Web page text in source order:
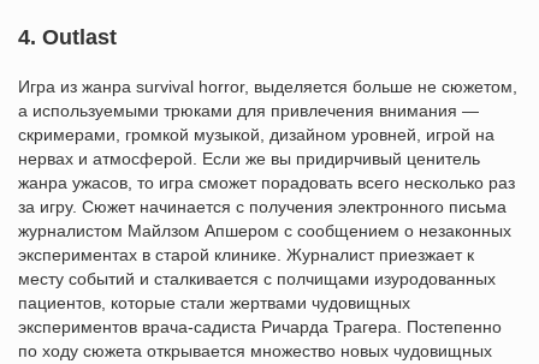
4. Outlast
Игра из жанра survival horror, выделяется больше не сюжетом,
а используемыми трюками для привлечения внимания —
скримерами, громкой музыкой, дизайном уровней, игрой на
нервах и атмосферой. Если же вы придирчивый ценитель
жанра ужасов, то игра сможет порадовать всего несколько раз
за игру. Сюжет начинается с получения электронного письма
журналистом Майлзом Апшером с сообщением о незаконных
экспериментах в старой клинике. Журналист приезжает к
месту событий и сталкивается с полчищами изуродованных
пациентов, которые стали жертвами чудовищных
экспериментов врача-садиста Ричарда Трагера. Постепенно
по ходу сюжета открывается множество новых чудовищных